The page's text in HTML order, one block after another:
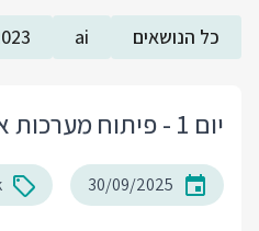
כל הנושאים ai
יום 1 - פיתוח מערכות אג'נטיות
30/09/2025